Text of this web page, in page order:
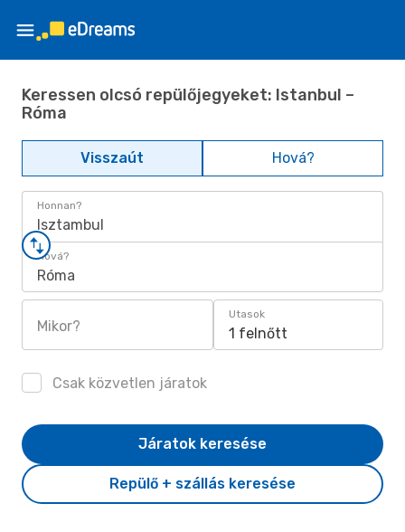
Keressen olcsó repülőjegyeket: Istanbul –
Róma
Visszaút Hová?
Honnan?
Isztambul
Hová?
Róma
Mikor?
Utasok
1 felnőtt
Csak közvetlen járatok
Repülő + szállás keresése
Járatok keresése